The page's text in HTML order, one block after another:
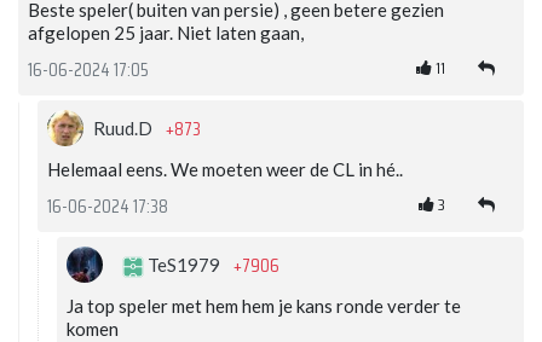
Beste speler( buiten van persie) , geen betere gezien
afgelopen 25 jaar. Niet laten gaan,
16-06-2024 17:05 11
Ruud.D +873
Helemaal eens. We moeten weer de CL in hé..
16-06-2024 17:38 3
TeS1979 +7906
Ja top speler met hem hem je kans ronde verder te
komen